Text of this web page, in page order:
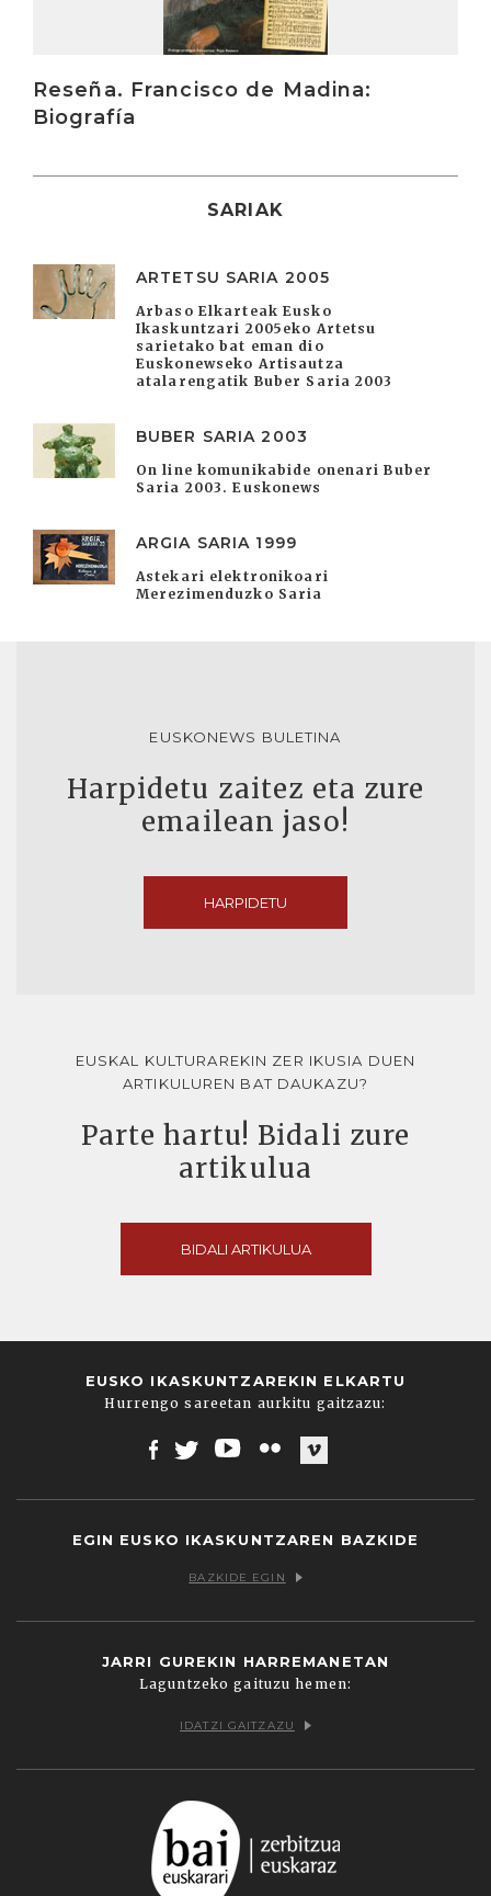
Reseña. Francisco de Madina:
Biografía
SARIAK
ARTETSU SARIA 2005
Arbaso Elkarteak Eusko
Ikaskuntzari 2005eko Artetsu
sarietako bat eman dio
Euskonewseko Artisautza
atalarengatik Buber Saria 2003
BUBER SARIA 2003
On line komunikabide onenari Buber
Saria 2003. Euskonews
ARGIA SARIA 1999
Astekari elektronikoari
Merezimenduzko Saria
EUSKONEWS BULETINA
Harpidetu zaitez eta zure
emailean jaso!
HARPIDETU
EUSKAL KULTURAREKIN ZER IKUSIA DUEN
ARTIKULUREN BAT DAUKAZU?
Parte hartu! Bidali zure
artikulua
BIDALI ARTIKULUA
EUSKO IKASKUNTZAREKIN ELKARTU
Hurrengo sareetan aurkitu gaitzazu:
EGIN EUSKO IKASKUNTZAREN BAZKIDE
BAZKIDE EGIN
JARRI GUREKIN HARREMANETAN
Laguntzeko gaituzu hemen:
IDATZI GAITZAZU